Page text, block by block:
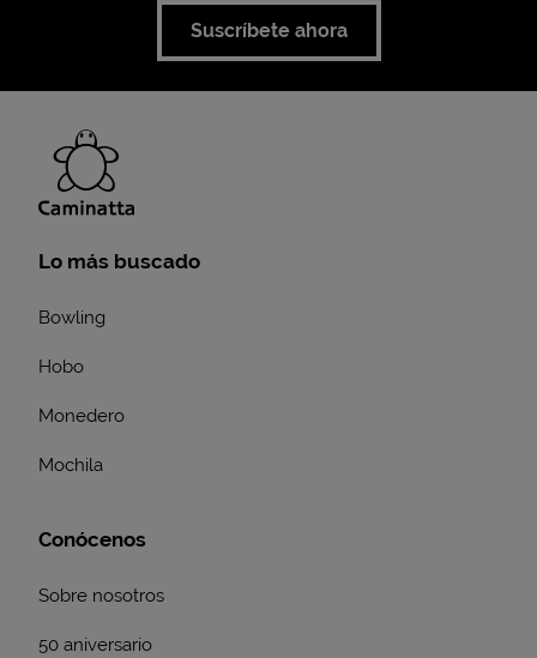
Suscríbete ahora
Lo más buscado
Bowling
Hobo
Monedero
Mochila
Conócenos
Sobre nosotros
50 aniversario